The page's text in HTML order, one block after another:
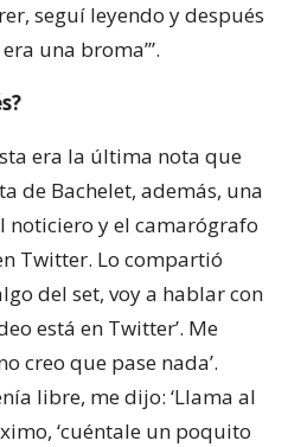
seguí leyendo y después
una broma’”.
era la última nota que
de Bachelet, además, una
noticiero y el camarógrafo
Twitter. Lo compartió
del set, voy a hablar con
está en Twitter’. Me
creo que pase nada’.
libre, me dijo: ‘Llama al
‘cuéntale un poquito